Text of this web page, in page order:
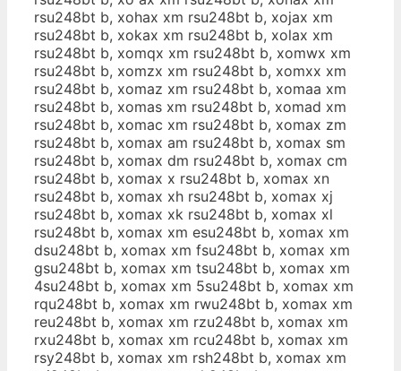
rsu248bt b, xohax xm rsu248bt b, xojax xm
rsu248bt b, xokax xm rsu248bt b, xolax xm
rsu248bt b, xomqx xm rsu248bt b, xomwx xm
rsu248bt b, xomzx xm rsu248bt b, xomxx xm
rsu248bt b, xomaz xm rsu248bt b, xomaa xm
rsu248bt b, xomas xm rsu248bt b, xomad xm
rsu248bt b, xomac xm rsu248bt b, xomax zm
rsu248bt b, xomax am rsu248bt b, xomax sm
rsu248bt b, xomax dm rsu248bt b, xomax cm
rsu248bt b, xomax x rsu248bt b, xomax xn
rsu248bt b, xomax xh rsu248bt b, xomax xj
rsu248bt b, xomax xk rsu248bt b, xomax xl
rsu248bt b, xomax xm esu248bt b, xomax xm
dsu248bt b, xomax xm fsu248bt b, xomax xm
gsu248bt b, xomax xm tsu248bt b, xomax xm
4su248bt b, xomax xm 5su248bt b, xomax xm
rqu248bt b, xomax xm rwu248bt b, xomax xm
reu248bt b, xomax xm rzu248bt b, xomax xm
rxu248bt b, xomax xm rcu248bt b, xomax xm
rsy248bt b, xomax xm rsh248bt b, xomax xm